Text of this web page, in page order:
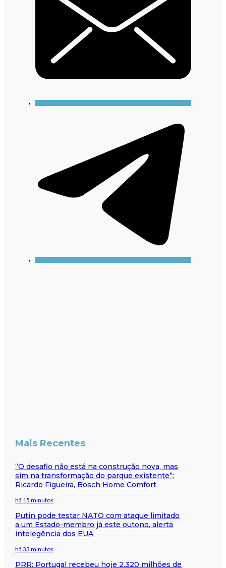
Mais Recentes
“O desafio não está na construção nova, mas
sim na transformação do parque existente”:
Ricardo Figueira, Bosch Home Comfort
há 15 minutos
Putin pode testar NATO com ataque limitado
a um Estado-membro já este outono, alerta
intelegência dos EUA
há 33 minutos
PRR: Portugal recebeu hoje 2.320 milhões de